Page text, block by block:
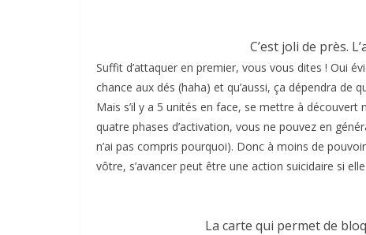
C’est joli de près.
Suffit d’attaquer en premier, vous vous dites ! Oui
chance aux dés (haha) et qu’aussi, ça dépendra de
Mais s’il y a 5 unités en face, se mettre à
quatre phases d’activation, vous ne pouvez en
n’ai pas compris pourquoi). Donc à moins de
vôtre, s’avancer peut être une action suicidaire si
La carte qui permet de